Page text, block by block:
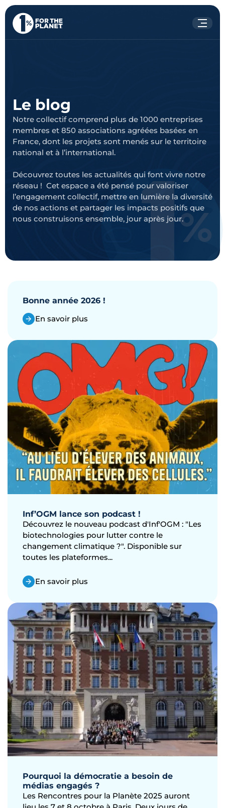
Le blog
Notre collectif comprend plus de 1000 entreprises
membres et 850 associations agréées basées en
France, dont les projets sont menés sur le territoire
national et à l’international.
Découvrez toutes les actualités qui font vivre notre
réseau ! Cet espace a été pensé pour valoriser
l’engagement collectif, mettre en lumière la diversité
de nos actions et partager les impacts positifs que
nous construisons ensemble, jour après jour.
Bonne année 2026 !
En savoir plus
Inf’OGM lance son podcast !
Découvrez le nouveau podcast d'Inf'OGM : "Les
biotechnologies pour lutter contre le
changement climatique ?". Disponible sur
toutes les plateformes...
En savoir plus
Pourquoi la démocratie a besoin de
médias engagés ?
Les Rencontres pour la Planète 2025 auront